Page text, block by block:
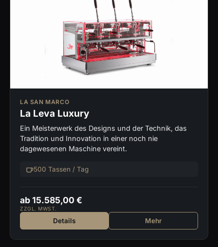
LA SAN MARCO
La Leva Luxury
Ein Meisterwerk des Designs und der Technik, das
Tradition und Innovation in einer noch nie
dagewesenen Maschine vereint.
500 Tassen / Tag
ab 15.585,00 €
ZZGL. MWST.
Details Mehr